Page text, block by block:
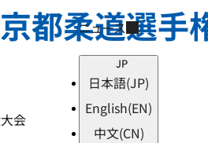
ニュース
JP
日本語(JP)
English(EN)
中文(CN)
都柔道選手
会